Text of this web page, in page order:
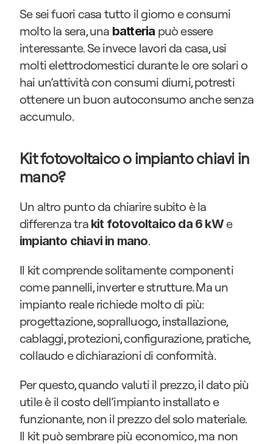
Se sei fuori casa tutto il giorno e consumi
molto la sera, una batteria può essere
interessante. Se invece lavori da casa, usi
molti elettrodomestici durante le ore solari o
hai un’attività con consumi diurni, potresti
ottenere un buon autoconsumo anche senza
accumulo.
Kit fotovoltaico o impianto chiavi in
mano?
Un altro punto da chiarire subito è la
differenza tra kit fotovoltaico da 6 kW e
impianto chiavi in mano.
Il kit comprende solitamente componenti
come pannelli, inverter e strutture. Ma un
impianto reale richiede molto di più:
progettazione, sopralluogo, installazione,
cablaggi, protezioni, configurazione, pratiche,
collaudo e dichiarazioni di conformità.
Per questo, quando valuti il prezzo, il dato più
utile è il costo dell’impianto installato e
funzionante, non il prezzo del solo materiale.
Il kit può sembrare più economico, ma non